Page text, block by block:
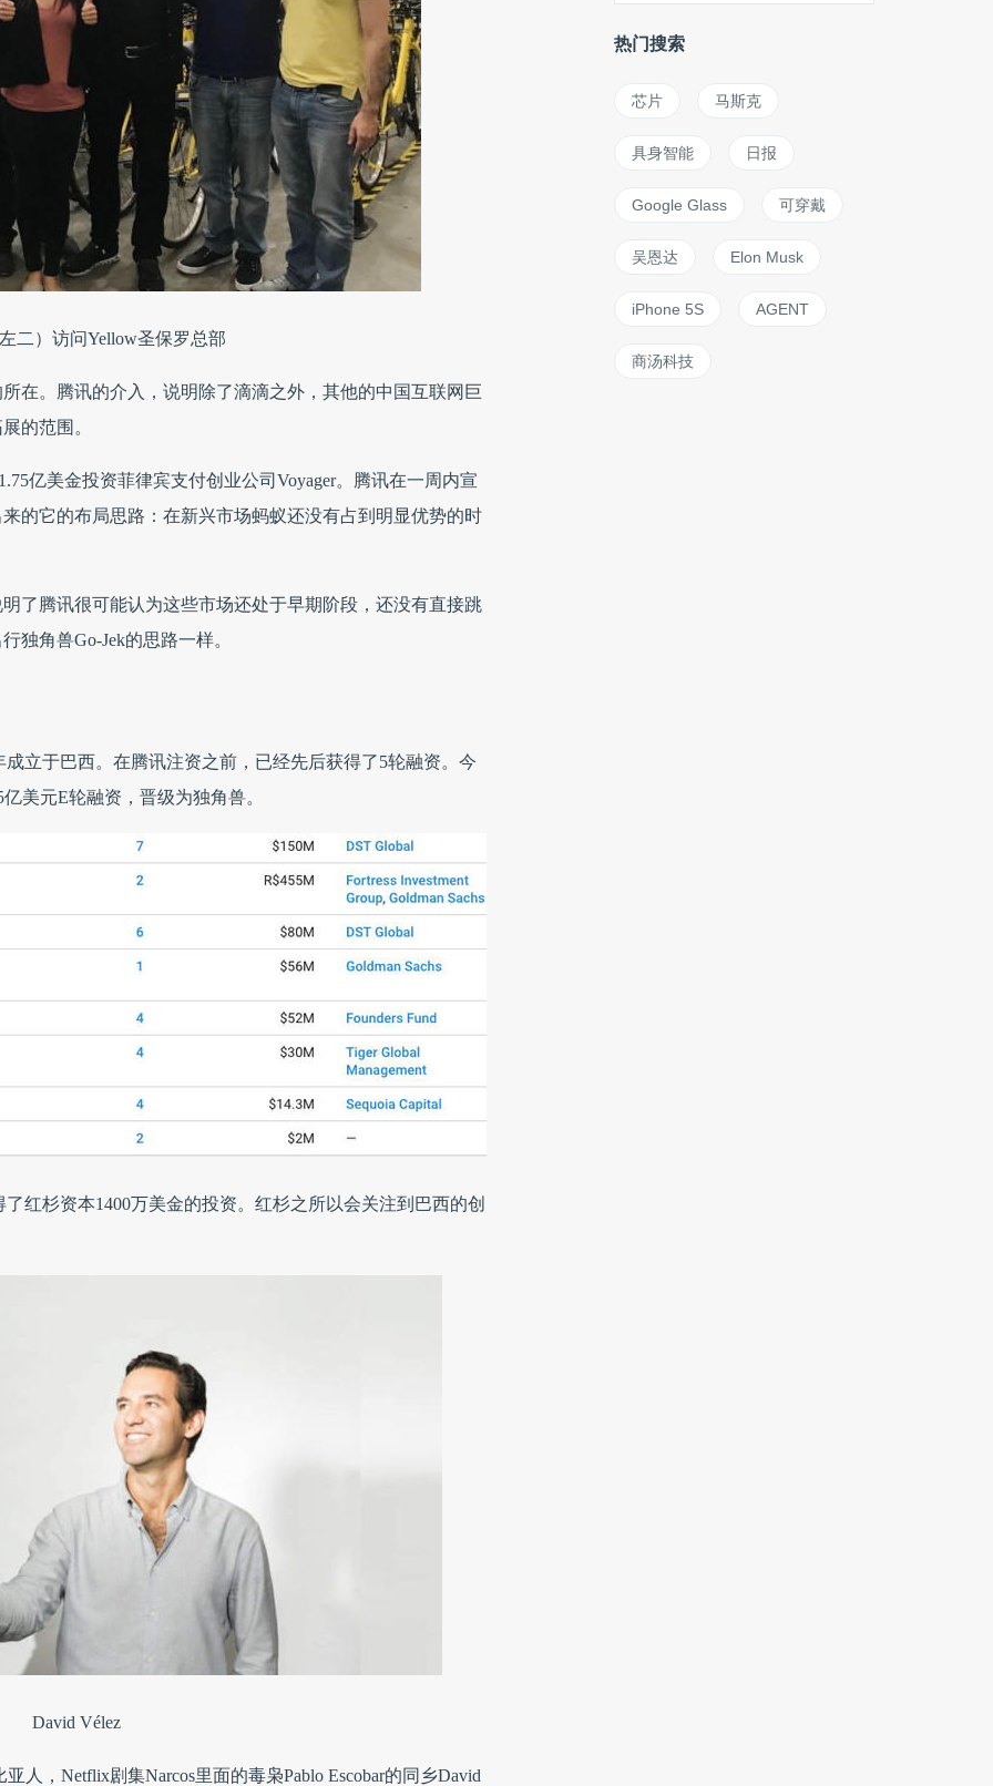
二）访问Yellow圣保罗总部
在。腾讯的介入，说明除了滴滴之外，其他的中国互联网巨
的范围。
亿美金投资菲律宾支付创业公司Voyager。腾讯在一周内宣
的它的布局思路：在新兴市场蚂蚁还没有占到明显优势的时
了腾讯很可能认为这些市场还处于早期阶段，还没有直接跳
独角兽Go-Jek的思路一样。
立于巴西。在腾讯注资之前，已经先后获得了5轮融资。今
美元E轮融资，晋级为独角兽。
红杉资本1400万美金的投资。红杉之所以会关注到巴西的创
David Vélez
人，Netflix剧集Narcos里面的毒枭Pablo Escobar的同乡David
热门搜索
芯片 马斯克
具身智能 日报
Google Glass 可穿戴
吴恩达 Elon Musk
iPhone 5S AGENT
商汤科技